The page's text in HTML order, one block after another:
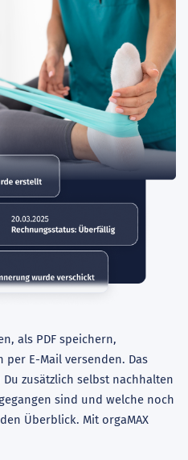
als PDF speichern,
E-Mail versenden. Das
zusätzlich selbst nachhalten
sind und welche noch
Überblick. Mit orgaMAX